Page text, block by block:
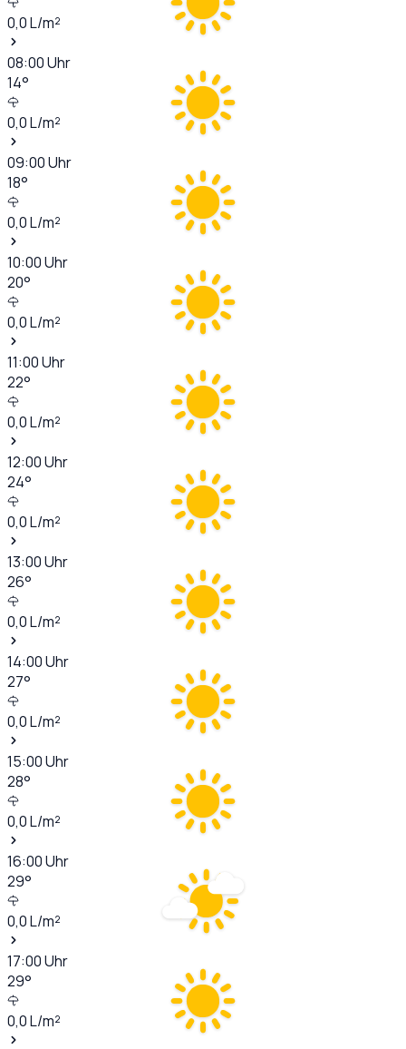
0,0L/m²
08:00Uhr
14°
0,0L/m²
09:00Uhr
18°
0,0L/m²
10:00Uhr
20°
0,0L/m²
11:00Uhr
22°
0,0L/m²
12:00Uhr
24°
0,0L/m²
13:00Uhr
26°
0,0L/m²
14:00Uhr
27°
0,0L/m²
15:00Uhr
28°
0,0L/m²
16:00Uhr
29°
0,0L/m²
17:00Uhr
29°
0,0L/m²